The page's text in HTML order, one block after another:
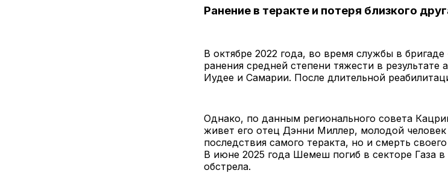
Ранение в теракте и потеря близкого
В октябре 2022 года, во время службы в
ранения средней степени тяжести в результате
Иудее и Самарии. После длительной
Однако, по данным регионального совета
живет его отец Дэнни Миллер, молодой
последствия самого теракта, но и смерть
В июне 2025 года Шемеш погиб в секторе Газа в
обстрела.